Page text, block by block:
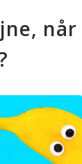
når